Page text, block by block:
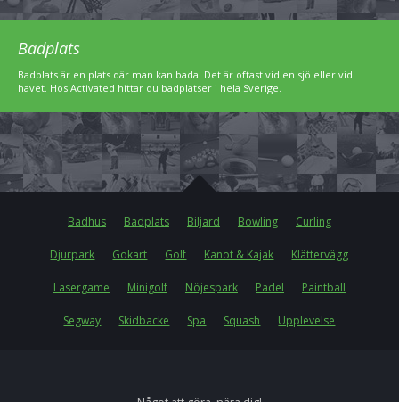
Badplats
Badplats är en plats där man kan bada. Det är oftast vid en sjö eller vid
havet. Hos Activated hittar du badplatser i hela Sverige.
Badhus Badplats Biljard Bowling Curling
Djurpark Gokart Golf Kanot & Kajak Klättervägg
Lasergame Minigolf Nöjespark Padel Paintball
Segway Skidbacke Spa Squash Upplevelse